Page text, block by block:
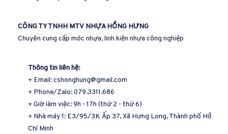
CÔNG TY TNHH MTV NHỰA HỒNG HƯNG
Chuyên cung cấp móc nhựa, linh kiện nhựa công nghiệp
Thông tin liên hệ:
+ Email: cshonghung@gmail.com
+ Phone/Zalo: 079.3311.686
+ Giờ làm việc: 9h - 17h (thứ 2 - thứ 6)
+ Nhà máy 1: E3/95/3K Ấp 37, Xã Hưng Long, Thành phố Hồ
Chí Minh